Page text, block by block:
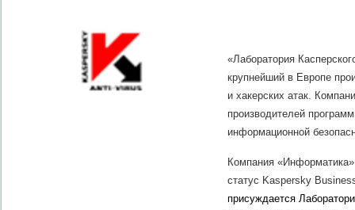
«Лаборатория
крупнейший в Европе
и хакерских атак.
производителей
информационной
Компания
статус Kaspersky
присуждается